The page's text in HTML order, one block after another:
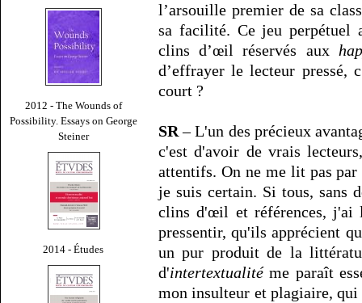
2012 - The Wounds of
Possibility. Essays on George
Steiner
2014 - Études
l’arsouille premier de sa
sa facilité. Ce jeu perpétuel
clins d’œil réservés aux
d’effrayer le lecteur pressé,
court ?
SR – L'un des précieux
c'est d'avoir de vrais
attentifs. On ne me lit pas
je suis certain. Si tous, sans
clins d'œil et références, j'ai
pressentir, qu'ils apprécient
un pur produit de la
d'intertextualitéme paraît
mon insulteur et plagiaire, qui